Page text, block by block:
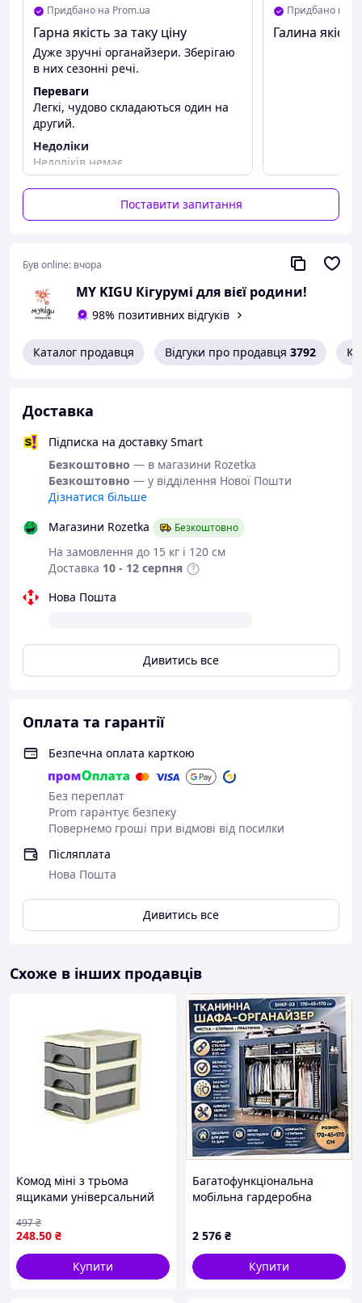
Зручні ручки, що дозволить
зберігати або брати з собою в
поїздку всі необхідні речі.
Просторий відсік відмінно вміщує
ковдри, постільна білизна, дитячі
іграшки та інші потрібні в будинку
Тканина дихаюча тришарова, але
при цьому верхній шар виконаний з
комбінованого волокна, який не
дасть просочитися волозі.
Придбано на Prom.ua
Гарна якість за таку ціну
Дуже зручні органайзери. Зберігаю
в них сезонні речі.
Переваги
Легкі, чудово складаються один на
другий.
Недоліки
Недоліків немає.
Придбано на
Галина якість
Поставити запитання
Був online: вчора
MY KIGU Кігурумі для вієї родини!
98% позитивних відгуків
Каталог продавця Відгуки про продавця 3792
Доставка
Підписка на доставку Smart
Безкоштовно — в магазини Rozetka
Безкоштовно — у відділення Нової Пошти
Дізнатися більше
Магазини Rozetka
Безкоштовно
На замовлення до 15 кг і 120 см
Доставка 10 - 12 серпня
Нова Пошта
Дивитись все
Оплата та гарантії
Безпечна оплата карткою
Без переплат
Prom гарантує безпеку
Повернемо гроші при відмові від посилки
Післяплата
Нова Пошта
Дивитись все
Схоже в інших продавців
Комод міні з трьома
ящиками універсальний
зберігання дрібниць в
інтер'єрі
248.50 ₴
497₴
Купити
Багатофункціональна
мобільна гардеробна
X39HK56720
2 576 ₴
Купити